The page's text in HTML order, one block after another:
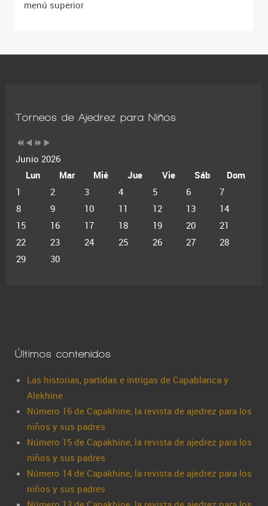
menú superior
Torneos de Ajedrez para Niños
Junio 2026
Lun
Mar Mié Jue Vie Sáb
Dom
1
2 3 4 5 6
7
8
9 10 11 12 13
14
15
16 17 18 19 20
21
22
23 24 25 26 27
28
29
30
Últimos contenidos
Las historias, partidas e intrigas de Capablanca y
Alekhine
Número 16 de Capakhine, la revista de ajedrez para los
niños y sus padres
Número 15 de Capakhine, la revista de ajedrez para los
niños y sus padres
Número 14 de Capakhine, la revista de ajedrez para los
niños y sus padres